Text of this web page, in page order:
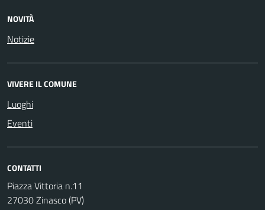
NOVITÀ
Notizie
VIVERE IL COMUNE
Luoghi
Eventi
CONTATTI
Piazza Vittoria n.11
27030 Zinasco (PV)